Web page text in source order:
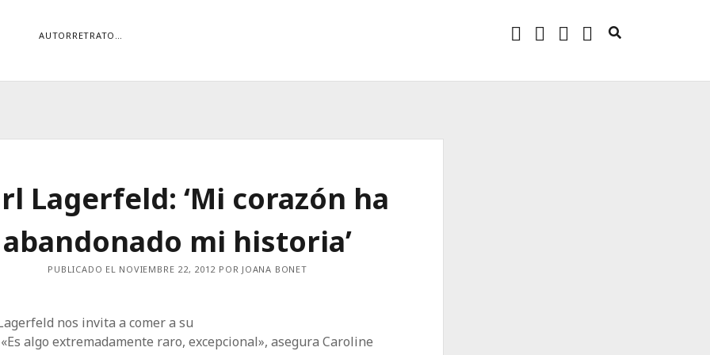
AUTORRETRATO… twitterfacebook
instagram
linkedin
Lagerfeld: ‘Mi corazón ha
abandonado mi historia’
PUBLICADO EL NOVIEMBRE 22, 2012 POR JOANA BONET
nos invita a comer a su
«Es algo extremadamente raro, excepcional», asegura Caroline